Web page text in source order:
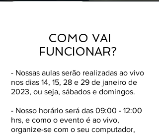
COMO VAI
FUNCIONAR?
- Nossas aulas serão realizadas ao vivo
nos dias 14, 15, 28 e 29 de janeiro de
2023, ou seja, sábados e domingos.
- Nosso horário será das 09:00 - 12:00
hrs, e como o evento é ao vivo,
organize-se com o seu computador,